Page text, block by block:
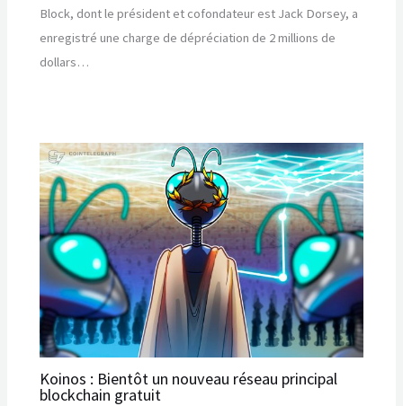
Block, dont le président et cofondateur est Jack Dorsey, a
enregistré une charge de dépréciation de 2 millions de
dollars…
Koinos : Bientôt un nouveau réseau principal
blockchain gratuit